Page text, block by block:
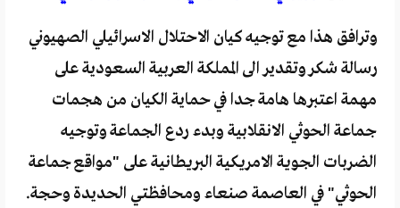
وترافق هذا مع توجيه كيان الاحتلال الاسرائيلي الصهيوني
رسالة شكر وتقدير الى المملكة العربية السعودية على
مهمة اعتبرها هامة جدا في حماية الكيان من هجمات
جماعة الحوثي الانقلابية وبدء ردع الجماعة وتوجيه
الضربات الجوية الامريكية البريطانية على "مواقع جماعة
الحوثي" في العاصمة صنعاء ومحافظتي الحديدة وحجة.